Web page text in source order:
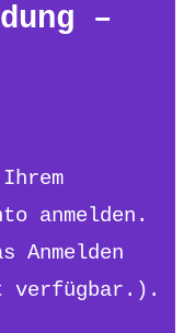
–
anmelden.
Anmelden
verfügbar.).